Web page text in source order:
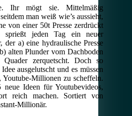
Ihr mögt sie. Mittelmäßig
man weiß wie’s aussieht,
von einer 50t Presse zerdrückt
sprießt jeden Tag ein neuer
der a) eine hydraulische Presse
alten Plunder vom Dachboden
Quader zerquetscht. Doch so
ausgelutscht und es müssen
Youtube-Millionen zu scheffeln.
neue Ideen für Youtubevideos,
reich machen. Sortiert von
Millionär.